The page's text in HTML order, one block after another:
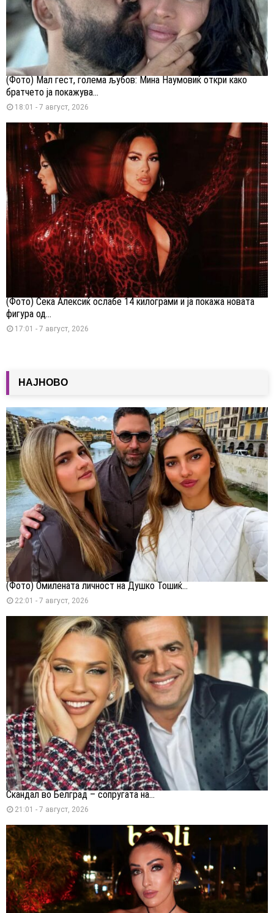
(Фото) Мал гест, голема љубов: Мина Наумовиќ откри како
братчето ја покажува...
18:01 - 7 август, 2026
(Фото) Сека Алексиќ ослабе 14 килограми и ја покажа новата
фигура од...
17:01 - 7 август, 2026
НАЈНОВО
(Фото) Омилената личност на Душко Тошиќ...
22:01 - 7 август, 2026
Скандал во Белград – сопругата на...
21:01 - 7 август, 2026